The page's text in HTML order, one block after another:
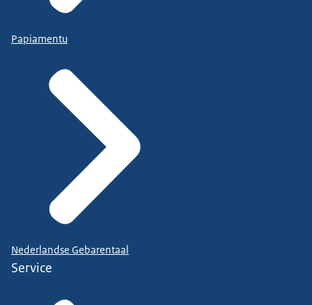
Papiamentu
Nederlandse Gebarentaal
Service